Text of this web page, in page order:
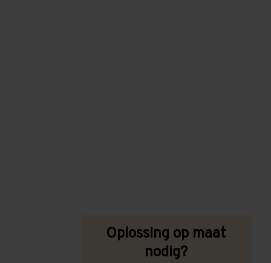
Oplossing op maat
nodig?